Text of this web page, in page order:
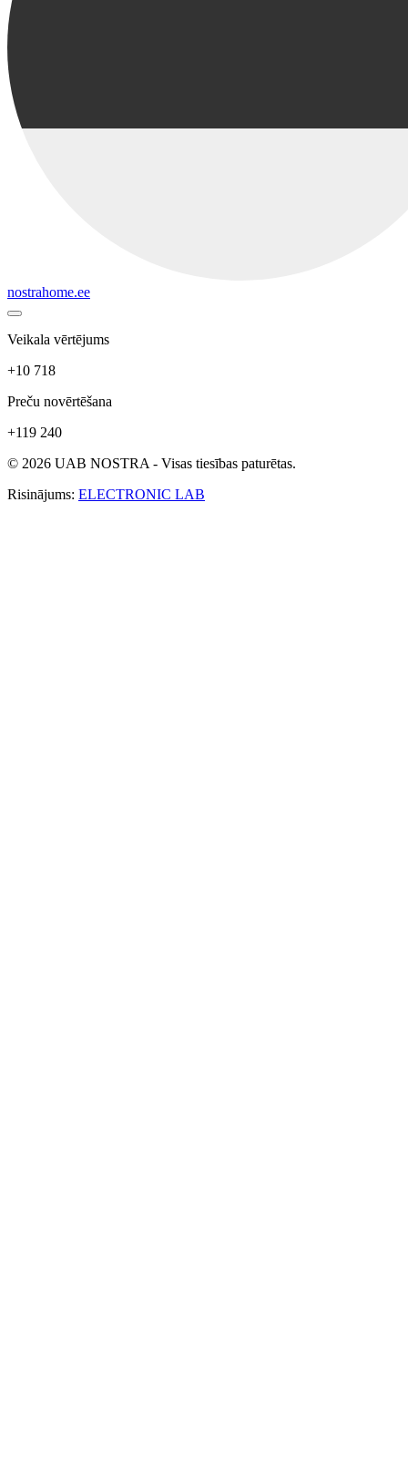
nostrahome.ee
Veikala vērtējums
+10 718
Preču novērtēšana
+119 240
© 2026 UAB NOSTRA - Visas tiesības paturētas.
Risinājums: ELECTRONIC LAB